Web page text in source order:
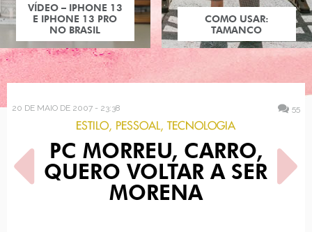
VÍDEO – IPHONE 13
E IPHONE 13 PRO
NO BRASIL
COMO USAR:
TAMANCO
20 DE MAIO DE 2007 - 23:38 55
ESTILO, PESSOAL,TECNOLOGIA
PC MORREU, CARRO,
QUERO VOLTAR A SER
MORENA